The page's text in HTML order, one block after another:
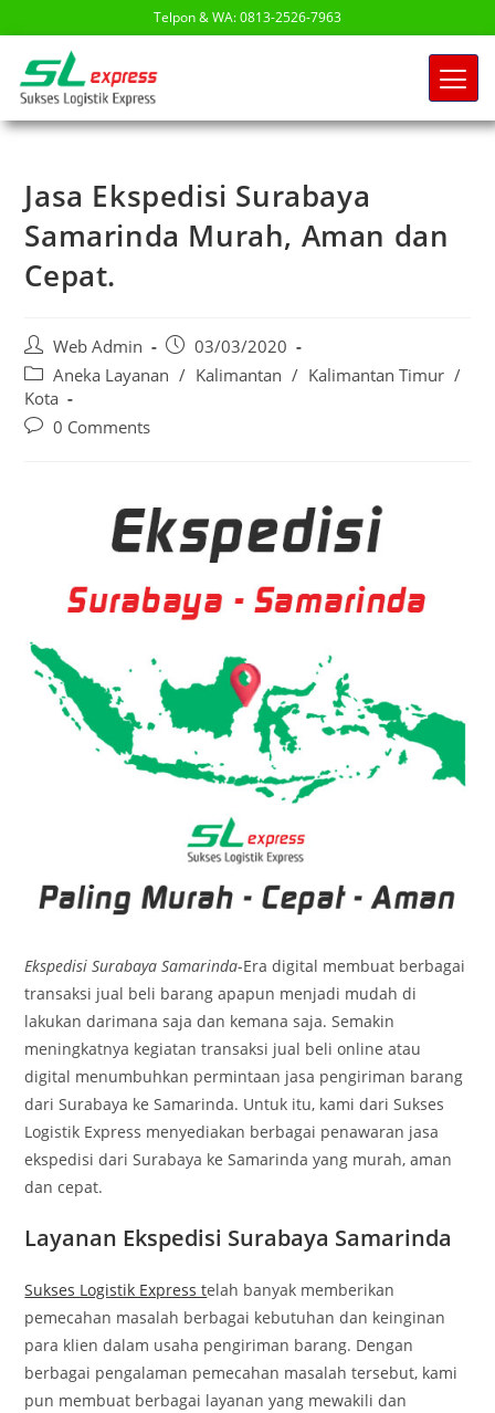
Telpon & WA: 0813-2526-7963
Jasa Ekspedisi Surabaya
Samarinda Murah, Aman dan
Cepat.
Web Admin
03/03/2020
Aneka Layanan / Kalimantan / Kalimantan Timur /
Kota
0 Comments
Ekspedisi Surabaya Samarinda-Era digital membuat berbagai
transaksi jual beli barang apapun menjadi mudah di
lakukan darimana saja dan kemana saja. Semakin
meningkatnya kegiatan transaksi jual beli online atau
digital menumbuhkan permintaan jasa pengiriman barang
dari Surabaya ke Samarinda. Untuk itu, kami dari Sukses
Logistik Express menyediakan berbagai penawaran jasa
ekspedisi dari Surabaya ke Samarinda yang murah, aman
dan cepat.
Layanan Ekspedisi Surabaya Samarinda
Sukses Logistik Express telah banyak memberikan
pemecahan masalah berbagai kebutuhan dan keinginan
para klien dalam usaha pengiriman barang. Dengan
berbagai pengalaman pemecahan masalah tersebut, kami
pun membuat berbagai layanan yang mewakili dan